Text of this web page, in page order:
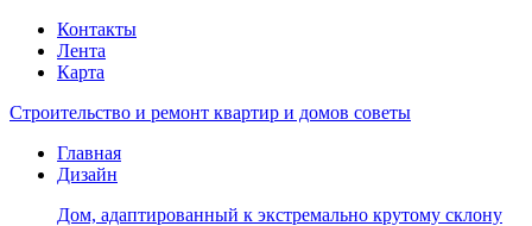
Контакты
Лента
Карта
Строительство и ремонт квартир и домов советы
Главная
Дизайн
Дом, адаптированный к экстремально крутому склону